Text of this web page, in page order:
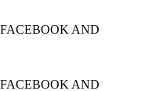
AND
AND